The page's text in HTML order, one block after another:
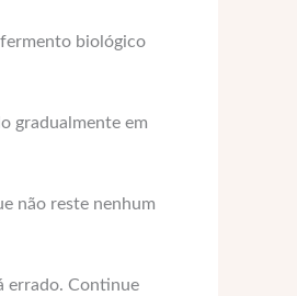
biológico
gradualmente em
não reste nenhum
errado. Continue